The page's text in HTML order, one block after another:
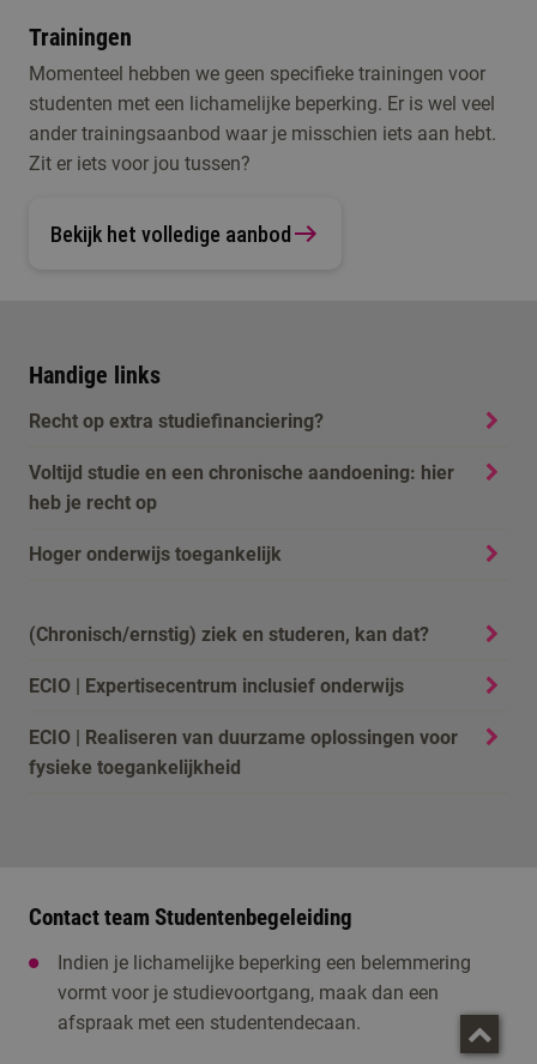
Trainingen
Momenteel hebben we geen specifieke trainingen voor
studenten met een lichamelijke beperking. Er is wel veel
ander trainingsaanbod waar je misschien iets aan hebt.
Zit er iets voor jou tussen?
Bekijk het volledige aanbod
Handige links
Recht op extra studiefinanciering?
Voltijd studie en een chronische aandoening: hier
heb je recht op
Hoger onderwijs toegankelijk
(Chronisch/ernstig) ziek en studeren, kan dat?
ECIO | Expertisecentrum inclusief onderwijs
ECIO | Realiseren van duurzame oplossingen voor
fysieke toegankelijkheid
Contact team Studentenbegeleiding
Indien je lichamelijke beperking een belemmering
vormt voor je studievoortgang, maak dan een
afspraak met een studentendecaan.